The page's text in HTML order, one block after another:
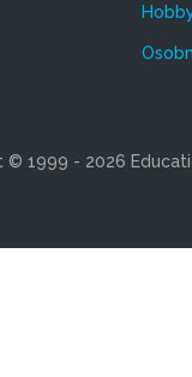
© 1999 - 2026